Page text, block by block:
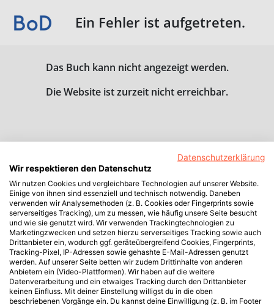
Ein Fehler ist aufgetreten.
Das Buch kann nicht angezeigt werden.
Die Website ist zurzeit nicht erreichbar.
Datenschutzerklärung
Wir respektieren den Datenschutz
Wir nutzen Cookies und vergleichbare Technologien auf unserer Website.
Einige von ihnen sind essenziell und technisch notwendig. Daneben
verwenden wir Analysemethoden (z. B. Cookies oder Fingerprints sowie
serverseitiges Tracking), um zu messen, wie häufig unsere Seite besucht
und wie sie genutzt wird. Wir verwenden Trackingtechnologien zu
Marketingzwecken und setzen hierzu serverseitiges Tracking sowie auch
Drittanbieter ein, wodurch ggf. geräteübergreifend Cookies, Fingerprints,
Tracking-Pixel, IP-Adressen sowie gehashte E-Mail-Adressen genutzt
werden. Auf unserer Seite betten wir zudem Drittinhalte von anderen
Anbietern ein (Video-Plattformen). Wir haben auf die weitere
Datenverarbeitung und ein etwaiges Tracking durch den Drittanbieter
keinen Einfluss. Mit deiner Einstellung willigst du in die oben
beschriebenen Vorgänge ein. Du kannst deine Einwilligung (z. B. im Footer